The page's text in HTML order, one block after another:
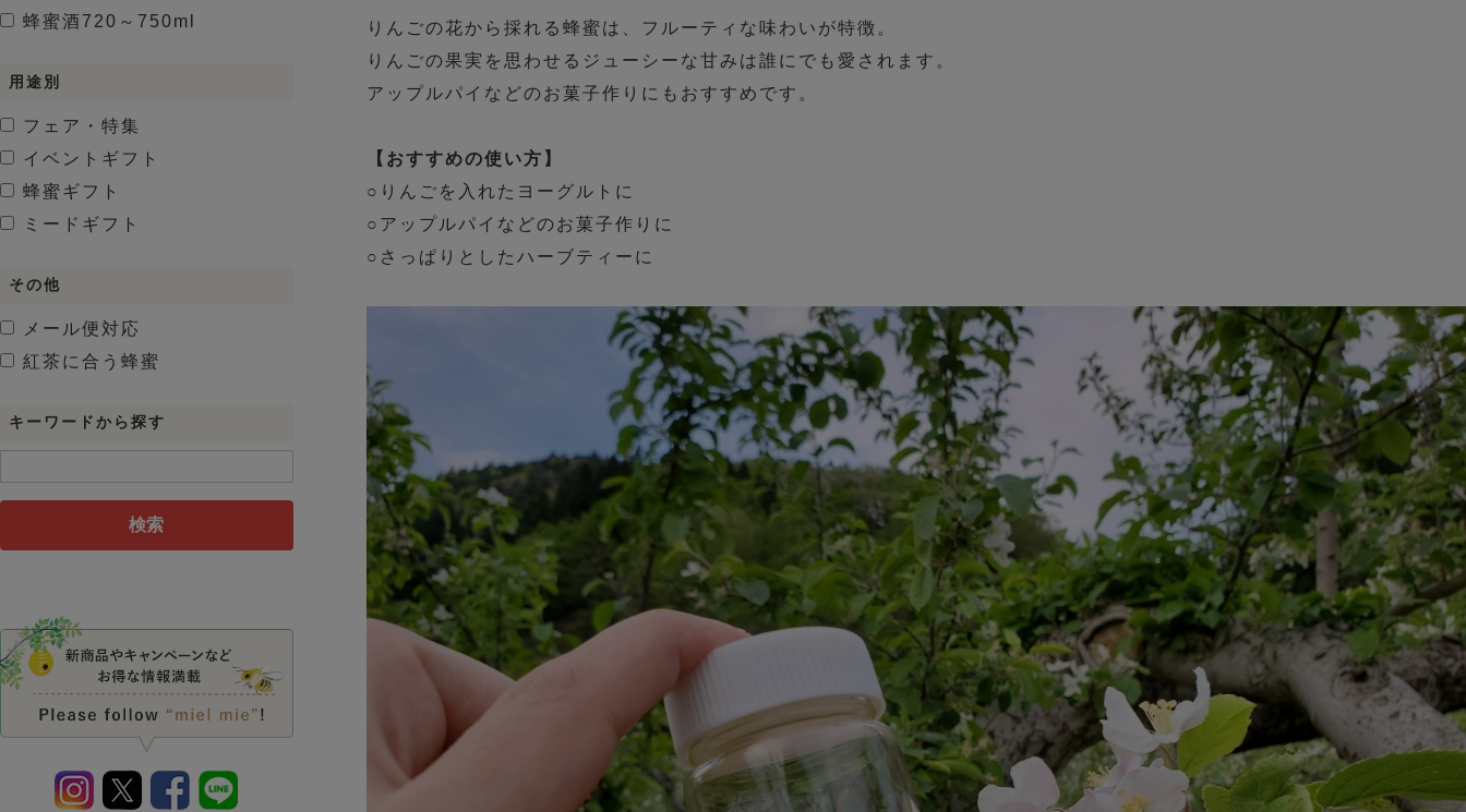
りんごの花から採れる蜂蜜は、フルーティな味わいが特徴。
りんごの果実を思わせるジューシーな甘みは誰にでも愛されます。
アップルパイなどのお菓子作りにもおすすめです。
【おすすめの使い方】
○りんごを入れたヨーグルトに
○アップルパイなどのお菓子作りに
○さっぱりとしたハーブティーに
蜂蜜酒720～750ml
用途別
フェア・特集
イベントギフト
蜂蜜ギフト
ミードギフト
その他
メール便対応
紅茶に合う蜂蜜
キーワードから探す
検索